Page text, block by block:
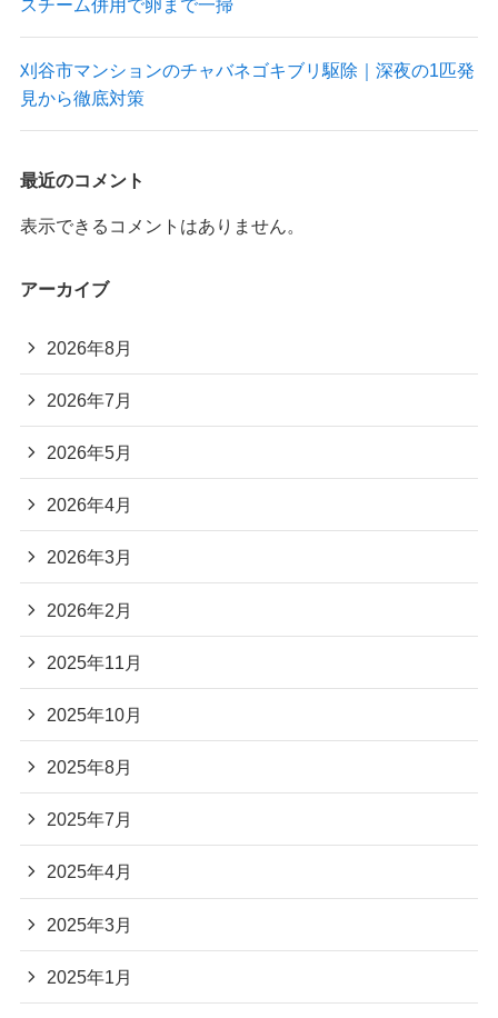
スチーム併用で卵まで一掃
刈谷市マンションのチャバネゴキブリ駆除｜深夜の1匹発
見から徹底対策
最近のコメント
表示できるコメントはありません。
アーカイブ
2026年8月
2026年7月
2026年5月
2026年4月
2026年3月
2026年2月
2025年11月
2025年10月
2025年8月
2025年7月
2025年4月
2025年3月
2025年1月